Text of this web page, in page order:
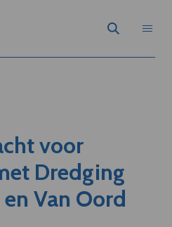
voor
Dredging
Van Oord